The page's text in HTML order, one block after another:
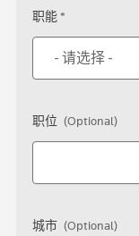
职能 *
职位 (Optional)
城市 (Optional)